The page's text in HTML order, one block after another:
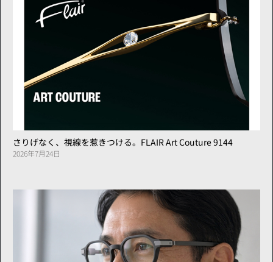
さりげなく、視線を惹きつける。FLAIR Art Couture 9144
2026年7月24日